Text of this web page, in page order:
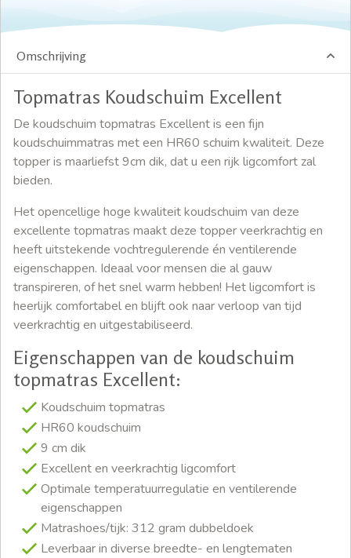
Omschrijving
Topmatras Koudschuim Excellent
De koudschuim topmatras Excellent is een fijn
koudschuimmatras met een HR60 schuim kwaliteit. Deze
topper is maarliefst 9cm dik, dat u een rijk ligcomfort zal
bieden.
Het opencellige hoge kwaliteit koudschuim van deze
excellente topmatras maakt deze topper veerkrachtig en
heeft uitstekende vochtregulerende én ventilerende
eigenschappen. Ideaal voor mensen die al gauw
transpireren, of het snel warm hebben! Het ligcomfort is
heerlijk comfortabel en blijft ook naar verloop van tijd
veerkrachtig en uitgestabiliseerd.
Eigenschappen van de koudschuim
topmatras Excellent:
Koudschuim topmatras
HR60 koudschuim
9 cm dik
Excellent en veerkrachtig ligcomfort
Optimale temperatuurregulatie en ventilerende
eigenschappen
Matrashoes/tijk: 312 gram dubbeldoek
Leverbaar in diverse breedte- en lengtematen